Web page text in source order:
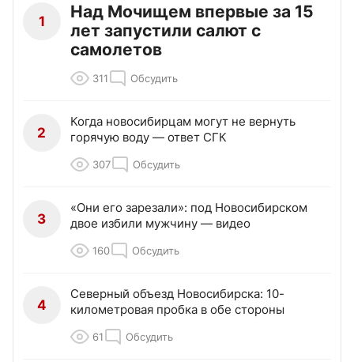
1
Над Мочищем впервые за 15
лет запустили салют с
самолетов
311 Обсудить
2
Когда новосибирцам могут не вернуть
горячую воду — ответ СГК
307 Обсудить
3
«Они его зарезали»: под Новосибирском
двое избили мужчину — видео
160 Обсудить
4
Северный объезд Новосибирска: 10-
километровая пробка в обе стороны
61 Обсудить